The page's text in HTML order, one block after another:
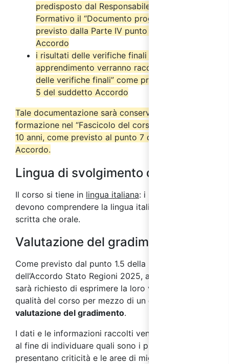
predisposto dal Responsabile del Progetto
Formativo il “Documento progettuale” come
previsto dalla Parte IV punto 2.6 del suddetto
Accordo
i risultati delle verifiche finali di
apprendimento verranno raccolti nel “Verbale
delle verifiche finali” come previsto dal punto
5 del suddetto Accordo
Tale documentazione sarà conservata dall’ente di
formazione nel “Fascicolo del corso” per almeno
10 anni, come previsto al punto 7 del suddetto
Accordo.
Lingua di svolgimento del corso
Il corso si tiene in lingua italiana: i partecipanti
devono comprendere la lingua italiana sia in forma
scritta che orale.
Valutazione del gradimento
Come previsto dal punto 1.5 della parte IV
dell’Accordo Stato Regioni 2025, ai partecipanti
sarà richiesto di esprimere la loro valutazione sulla
qualità del corso per mezzo di un questionario di
valutazione del gradimento.
I dati e le informazioni raccolti vengono analizzati
al fine di individuare quali sono i processi che
presentano criticità e le aree di miglioramento su